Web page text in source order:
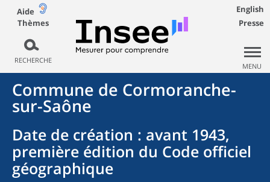
Aide
Thèmes
RECHERCHE
English
Presse
MENU
Commune de Cormoranche-
sur-Saône
Date de création : avant 1943,
première édition du Code officiel
géographique